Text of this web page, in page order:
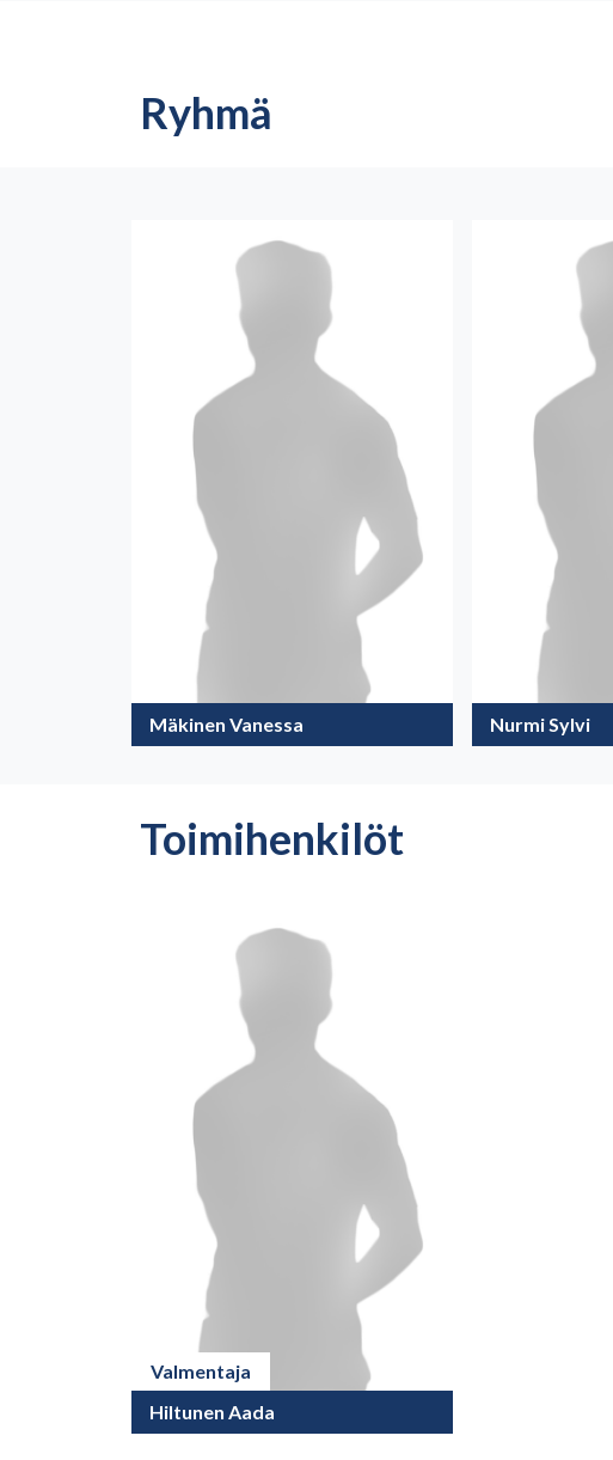
Ryhmä
Mäkinen Vanessa Nurmi Sylvi
Toimihenkilöt
Valmentaja
Hiltunen Aada